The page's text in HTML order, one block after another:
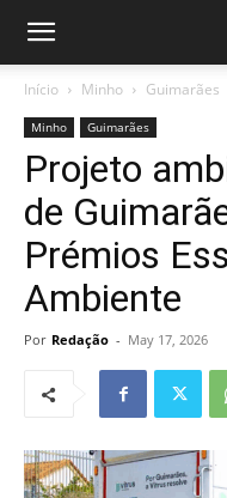
Início Minho Guimarães
Minho Guimarães
Projeto
de
Prémios
Ambiente
Por Redação - May 17, 2026